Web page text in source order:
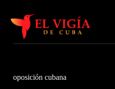
contenido
oposición cubana